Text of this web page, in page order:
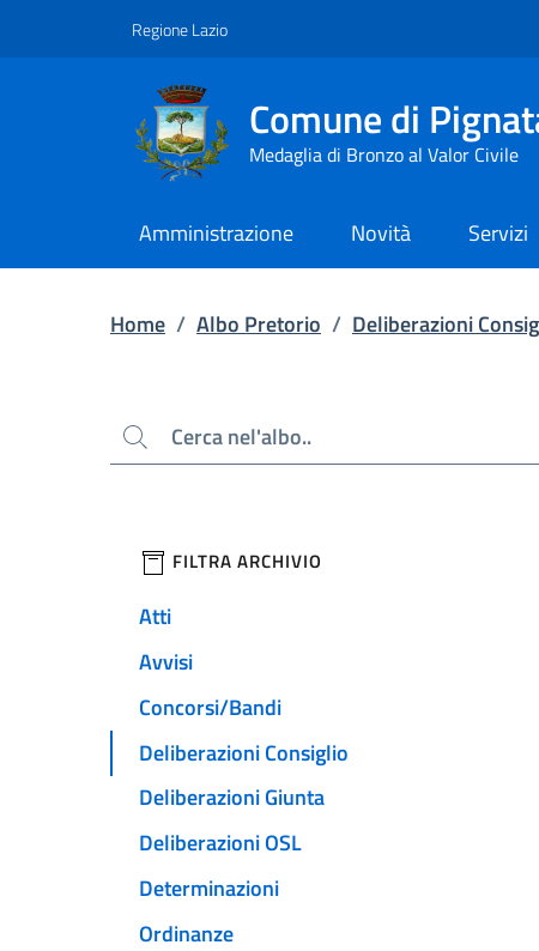
Regione Lazio
Comune di
Medaglia di Bronzo al Valor Civile
Amministrazione Novità Servizi
Home / Albo Pretorio / Deliberazioni
Cerca
filtri da applicare
FILTRA ARCHIVIO
Atti
Avvisi
Concorsi/Bandi
Deliberazioni Consiglio
Deliberazioni Giunta
Deliberazioni OSL
Determinazioni
Ordinanze